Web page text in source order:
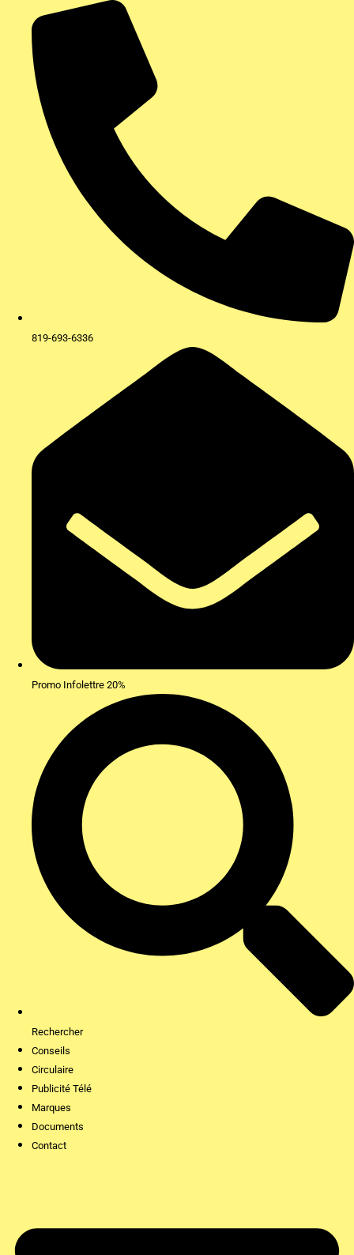
contenu
819-693-6336
Promo Infolettre 20%
Rechercher
Conseils
Circulaire
Publicité Télé
Marques
Documents
Contact